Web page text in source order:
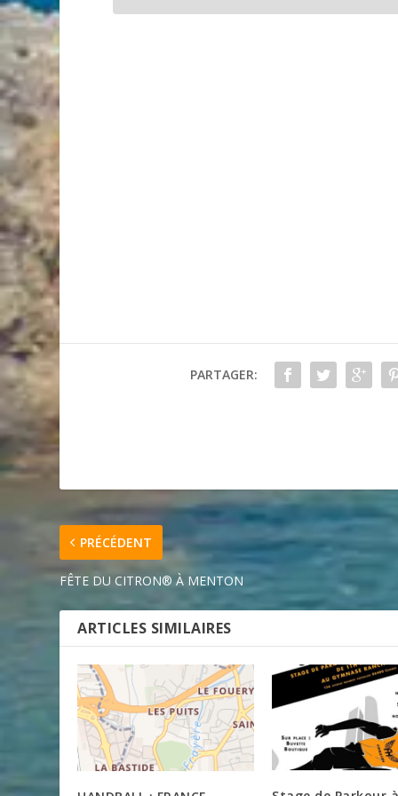
PARTAGER:
PRÉCÉDENT
FÊTE DU CITRON® À MENTON
ARTICLES SIMILAIRES